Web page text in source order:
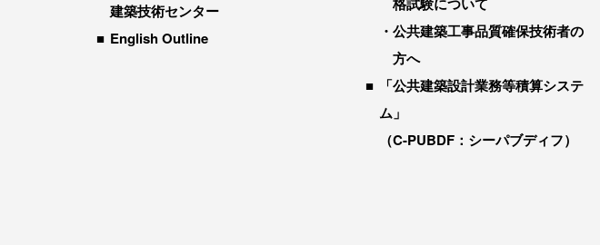
建築技術センター
English Outline
公共建築工事品質確保技術者の
方へ
「公共建築設計業務等積算システ
ム」
（C-PUBDF：シーパブディフ）